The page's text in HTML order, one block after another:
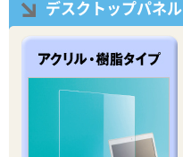
デスクトップパネル